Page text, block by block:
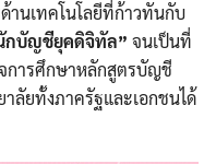
านเทคโนโลยีที่ก้าวทันกับ
กบัญชียุคดิจิทัล” จนเป็นที่
การศึกษาหลักสูตรบัญชี
ลัยทั้งภาครัฐและเอกชนได้